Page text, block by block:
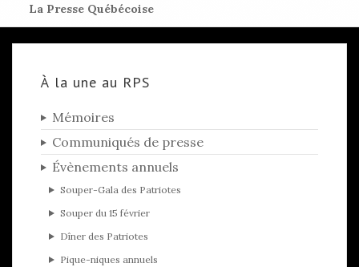
La Presse Québécoise
À la une au RPS
Mémoires
Communiqués de presse
Évènements annuels
Souper-Gala des Patriotes
Souper du 15 février
Dîner des Patriotes
Pique-niques annuels